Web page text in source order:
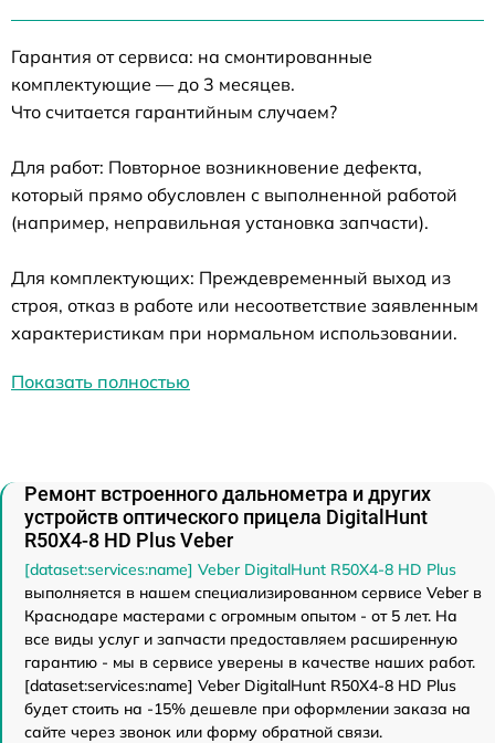
Гарантия от сервиса: на смонтированные
комплектующие — до 3 месяцев.
Что считается гарантийным случаем?
Для работ: Повторное возникновение дефекта,
который прямо обусловлен с выполненной работой
(например, неправильная установка запчасти).
Для комплектующих: Преждевременный выход из
строя, отказ в работе или несоответствие заявленным
характеристикам при нормальном использовании.
Показать полностью
Ремонт встроенного дальнометра и других
устройств оптического прицела DigitalHunt
R50X4-8 HD Plus Veber
[dataset:services:name] Veber DigitalHunt R50X4-8 HD Plus
выполняется в нашем специализированном сервисе Veber в
Краснодаре мастерами с огромным опытом - от 5 лет. На
все виды услуг и запчасти предоставляем расширенную
гарантию - мы в сервисе уверены в качестве наших работ.
[dataset:services:name] Veber DigitalHunt R50X4-8 HD Plus
будет стоить на -15% дешевле при оформлении заказа на
сайте через звонок или форму обратной связи.